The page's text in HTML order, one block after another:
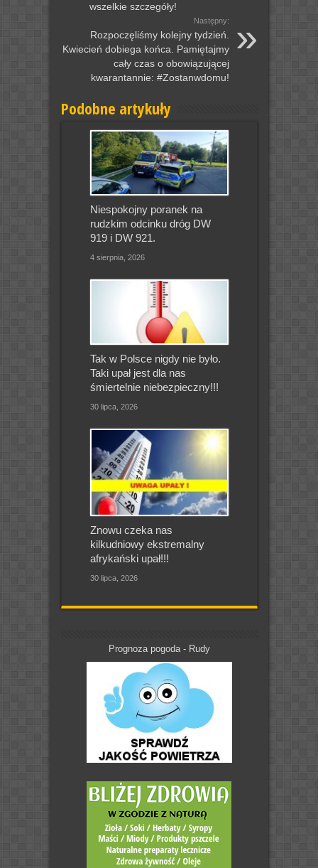
wszelkie szczegóły!
Następny:
Rozpoczęliśmy kolejny tydzień.
Kwiecień dobiega końca. Pamiętajmy
cały czas o obowiązującej
kwarantannie: #Zostanwdomu!
Podobne artykuły
Niespokojny poranek na
rudzkim odcinku dróg DW
919 i DW 921.
4 sierpnia, 2026
Tak w Polsce nigdy nie było.
Taki upał jest dla nas
śmiertelnie niebezpieczny!!!
30 lipca, 2026
Znowu czeka nas
kilkudniowy ekstremalny
afrykański upał!!!
30 lipca, 2026
Prognoza pogoda - Rudy